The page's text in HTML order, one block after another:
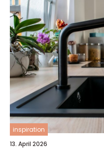
inspiration
13. April 2026